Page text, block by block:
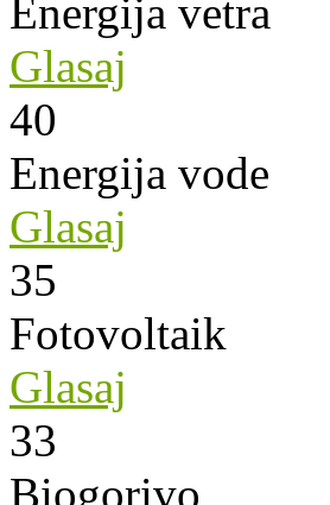
Energija vetra
Glasaj
40
Energija vode
Glasaj
35
Fotovoltaik
Glasaj
33
Biogorivo